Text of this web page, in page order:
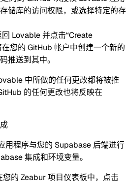
储库的访问权限，或选择特定的存
Lovable 并点击“Create
您的 GitHub 帐户中创建一个新的
推送到其中。
中所做的任何更改都将被推
的任何更改也将反映在
用程序与您的 Supabase 后端进行
集成和环境变量。
您的 Zeabur 项目仪表板中，点击